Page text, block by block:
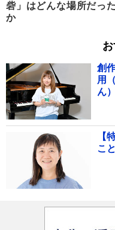
砦」はどんな場所だっ
か
創
用
ん
【
こ